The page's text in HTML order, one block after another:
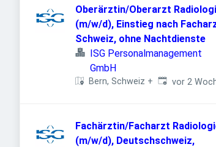
Oberärztin/Oberarzt
(m/w/d), Einstieg nach
Schweiz, ohne Nachtdienste
ISG Personalmanagement
GmbH
Bern, Schweiz + Veröffentlicht:
vor 2
Fachärztin/Facharzt
(m/w/d), Deutschschweiz,